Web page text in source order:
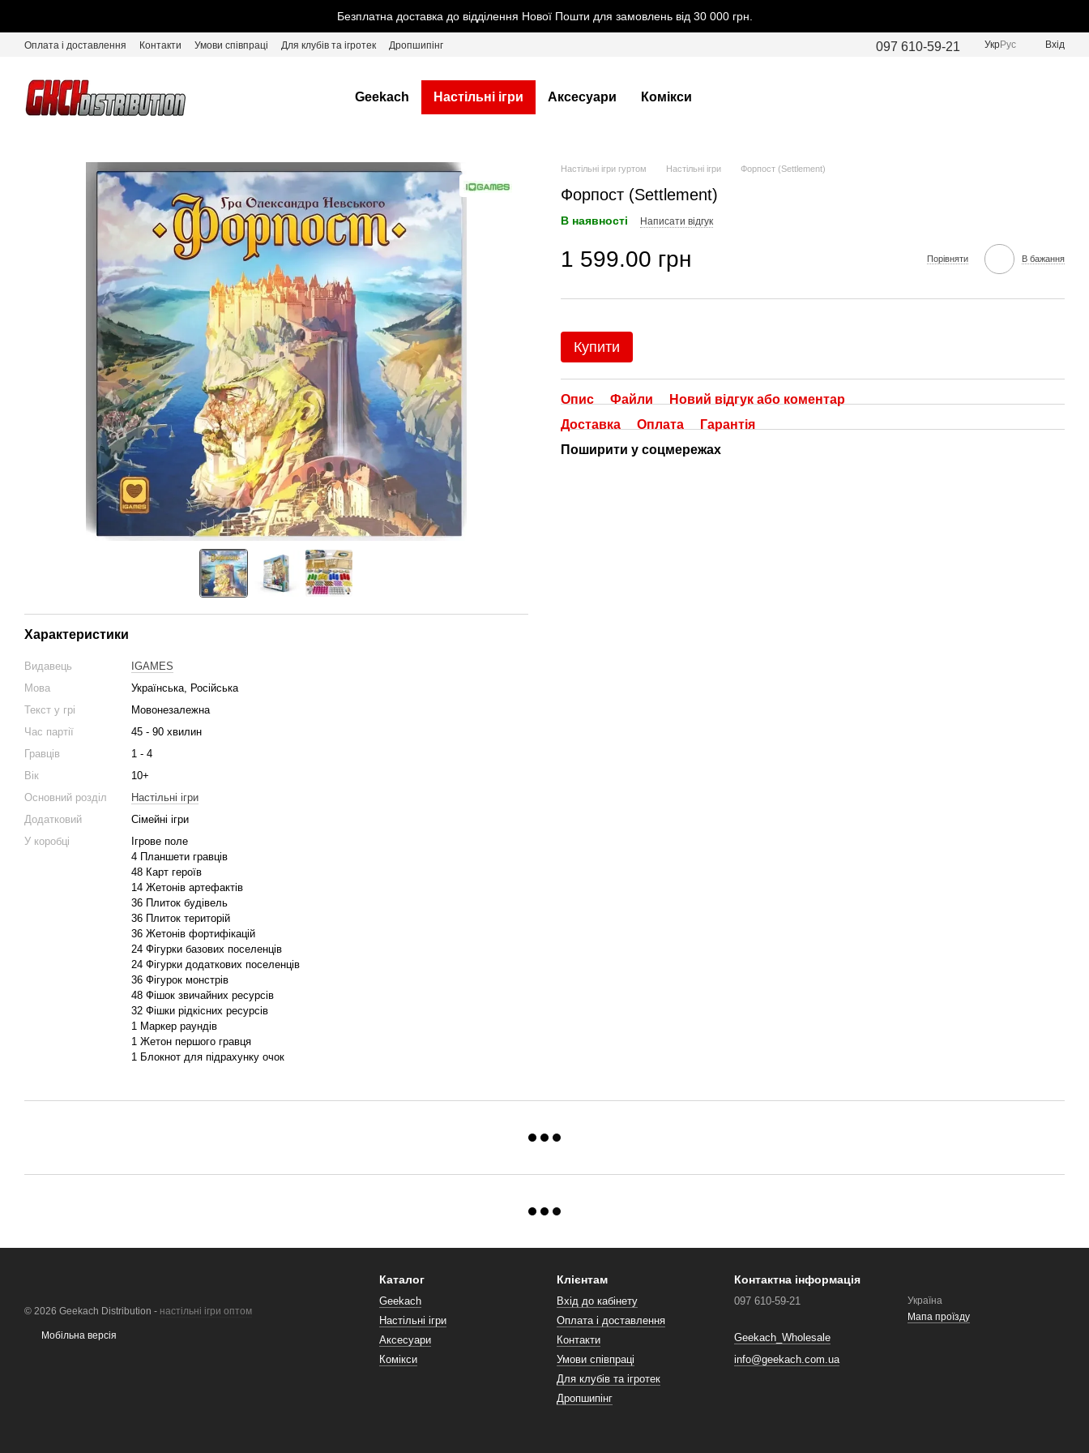
Безплатна доставка до відділення Нової Пошти для замовлень від 30 000 грн.
Оплата і доставлення Контакти Умови співпраці Для клубів та ігротек Дропшипінг 097 610-59-21 УкрРус Вхід
Geekach Настільні ігри Аксесуари Комікси
Характеристики
Видавець
IGAMES
Мова
Українська, Російська
Текст у грі
Мовонезалежна
Час партії
45 - 90 хвилин
Гравців
1 - 4
Вік
10+
Основний розділ
Настільні ігри
Додатковий
Сімейні ігри
У коробці
Ігрове поле
4 Планшети гравців
48 Карт героїв
14 Жетонів артефактів
36 Плиток будівель
36 Плиток територій
36 Жетонів фортифікацій
24 Фігурки базових поселенців
24 Фігурки додаткових поселенців
36 Фігурок монстрів
48 Фішок звичайних ресурсів
32 Фішки рідкісних ресурсів
1 Маркер раундів
1 Жетон першого гравця
1 Блокнот для підрахунку очок
Настільні ігри гуртом Настільні ігри Форпост (Settlement)
Форпост (Settlement)
В наявності Написати відгук
1 599.00 грн Порівняти В бажання
Купити
Опис Файли
Новий відгук або коментар
Доставка
Оплата
Гарантія
Поширити у соцмережах
© 2026 Geekach Distribution - настільні ігри оптом
Мобільна версія
Каталог
Geekach
Настільні ігри
Аксесуари
Комікси
Клієнтам
Вхід до кабінету
Оплата і доставлення
Контакти
Умови співпраці
Для клубів та ігротек
Дропшипінг
Контактна інформація
097 610-59-21
Geekach_Wholesale
info@geekach.com.ua
Україна
Мапа проїзду